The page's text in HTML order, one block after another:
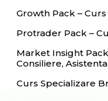
Growth Pack –
Protrader Pack –
Market Insight
Consiliere,
Curs Specializare